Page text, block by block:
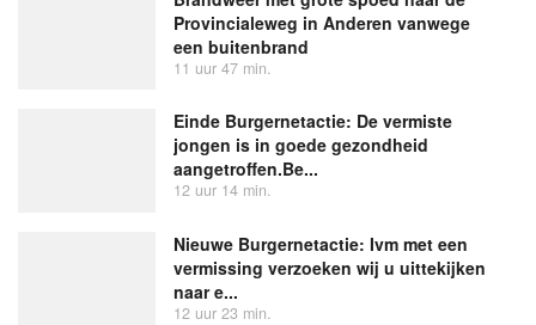
Provincialeweg in Anderen vanwege
een buitenbrand
11 uur 47 min.
Einde Burgernetactie: De vermiste
jongen is in goede gezondheid
aangetroffen.Be...
12 uur 14 min.
Nieuwe Burgernetactie: Ivm met een
vermissing verzoeken wij u uittekijken
naar e...
12 uur 23 min.